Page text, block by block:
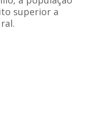
superior a